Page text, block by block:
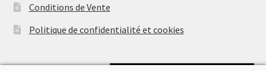
Conditions de Vente
Politique de confidentialité et cookies